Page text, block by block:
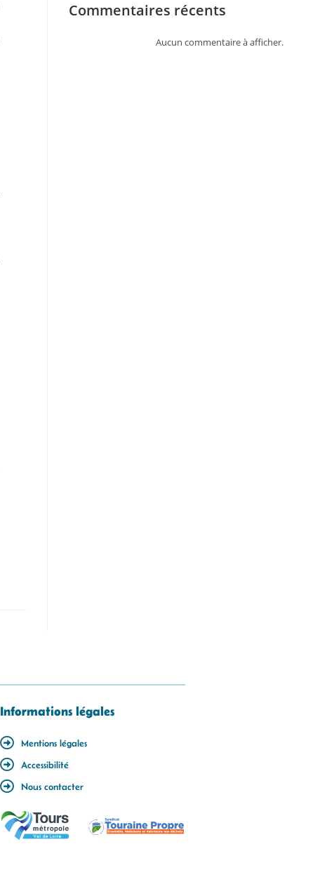
Commentaires récents
Aucun commentaire à afficher.
Informations légales
Mentions légales
Accessibilité
Nous contacter